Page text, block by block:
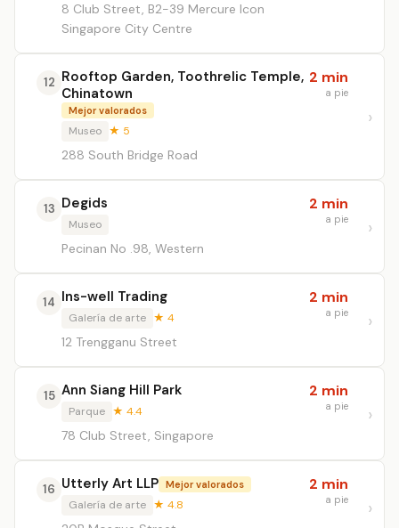
8 Club Street, B2-39 Mercure Icon
Singapore City Centre
12 Rooftop Garden, Toothrelic Temple,
Chinatown
Mejor valorados
Museo ★ 5
288 South Bridge Road
2 min
a pie
13 Degids
Museo
Pecinan No .98, Western
2 min
a pie
14 Ins-well Trading
Galería de arte ★ 4
12 Trengganu Street
2 min
a pie
15 Ann Siang Hill Park
Parque ★ 4.4
78 Club Street, Singapore
2 min
a pie
16 Utterly Art LLP Mejor valorados
Galería de arte ★ 4.8
2 min
a pie